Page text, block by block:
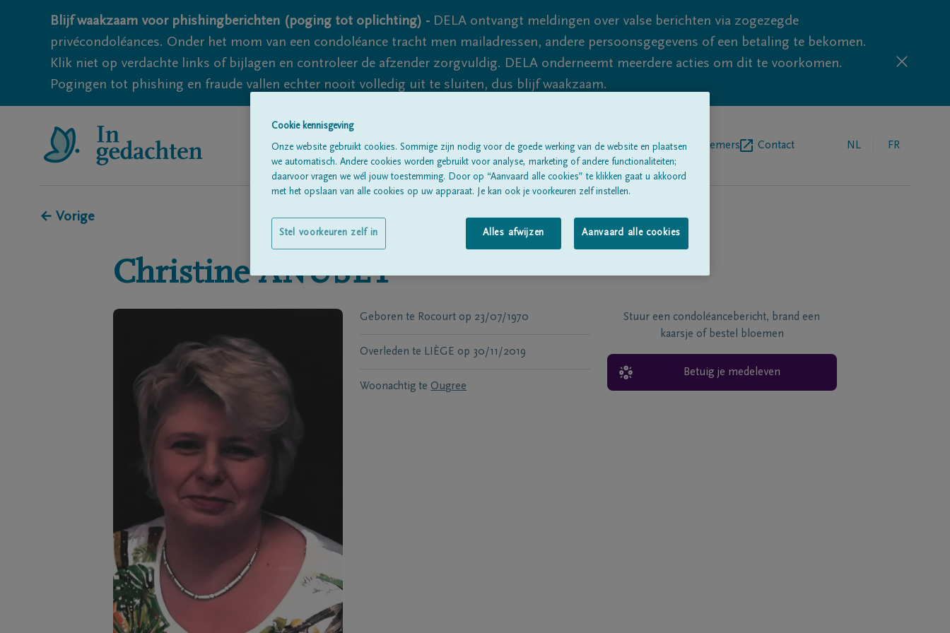
Blijf waakzaam voor phishingberichten (poging tot oplichting) - DELA ontvangt meldingen over valse berichten via zogezegde
privécondoléances. Onder het mom van een condoléance tracht men mailadressen, andere persoonsgegevens of een betaling te bekomen.
Klik niet op verdachte links of bijlagen en controleer de afzender zorgvuldig. DELA onderneemt meerdere acties om dit te voorkomen.
Pogingen tot phishing en fraude vallen echter nooit volledig uit te sluiten, dus blijf waakzaam.
Alle rouwberichtenOver onsBegrafenisondernemers Contact NL FR
← Vorige
Christine ANUSET
Geboren te Rocourt op 23/07/1970
Overleden te LIÈGE op 30/11/2019
Woonachtig te Ougree
Stuur een condoléancebericht, brand een
kaarsje of bestel bloemen
Betuig je medeleven
Cookie kennisgeving
Onze website gebruikt cookies. Sommige zijn nodig voor de goede werking van de website en plaatsen
we automatisch. Andere cookies worden gebruikt voor analyse, marketing of andere functionaliteiten;
daarvoor vragen we wél jouw toestemming. Door op “Aanvaard alle cookies” te klikken gaat u akkoord
met het opslaan van alle cookies op uw apparaat. Je kan ook je voorkeuren zelf instellen.
Alles afwijzen Aanvaard alle cookies
Stel voorkeuren zelf in